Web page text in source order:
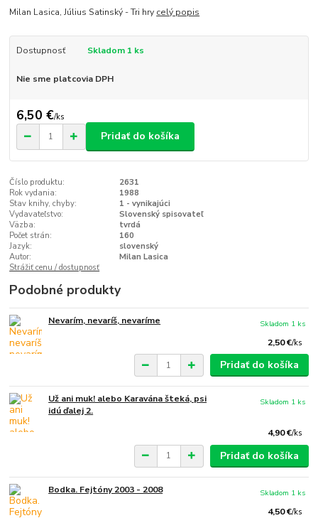
Milan Lasica, Július Satinský - Tri hry celý popis
Dostupnosť Skladom 1 ks
Nie sme platcovia DPH
6,50 €/ks
Pridať do košíka
Číslo produktu:
2631
Rok vydania:
1988
Stav knihy, chyby:
1 - vynikajúci
Vydavateľstvo:
Slovenský spisovateľ
Väzba:
tvrdá
Počet strán:
160
Jazyk:
slovenský
Autor:
Milan Lasica
Strážiť cenu / dostupnosť
Podobné produkty
Nevarím, nevaríš, nevaríme
2,50 €/ks
Skladom 1 ks
Pridať do košíka
Už ani muk! alebo Karavána šteká, psi
idú ďalej 2.
4,90 €/ks
Skladom 1 ks
Pridať do košíka
Bodka. Fejtóny 2003 - 2008
4,50 €/ks
Skladom 1 ks